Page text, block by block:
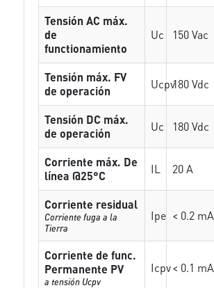
Tensión AC máx.
de
functionamiento
Uc 150 Vac
Tensión máx. FV
de operación
Ucpv180 Vdc
Tensión DC máx.
de operación
Uc 180 Vdc
Corriente máx. De
línea @25°C
IL 20 A
Corriente residual
Corriente fuga a la
Tierra
Ipe < 0.2 mA
Corriente de func.
Permanente PV
a tensión Ucpv
Icpv< 0.1 mA